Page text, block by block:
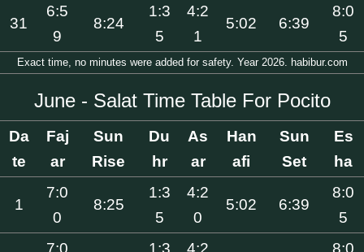
31
6:5
9
8:24
1:3
5
4:2
1
5:02 6:39
8:0
5
Exact time, no minutes were added for safety. Year 2026. habibur.com
June - Salat Time Table For Pocito
Da
te
Faj
ar
Sun
Rise
Du
hr
As
ar
Han
afi
Sun
Set
Es
ha
1
7:0
0
8:25
1:3
5
4:2
0
5:02 6:39
8:0
5
7:0
1:3
4:2
8:0